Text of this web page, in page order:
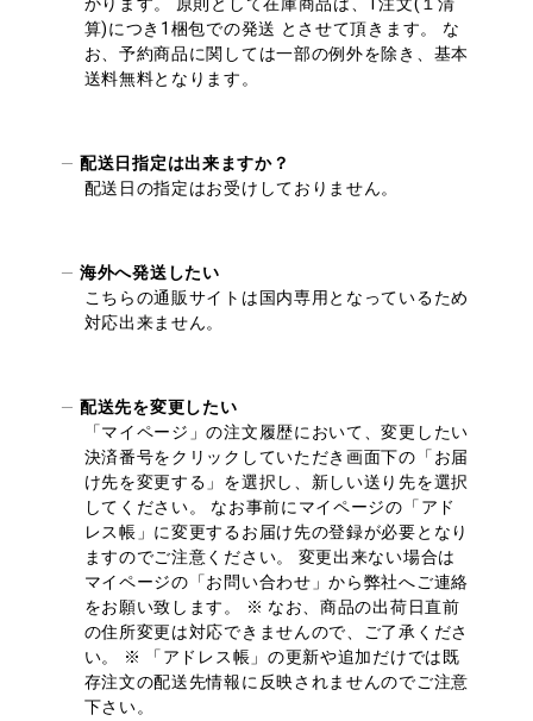
算)につき1梱包での発送 とさせて頂きます。 な
お、予約商品に関しては一部の例外を除き、基本
送料無料となります。
配送日指定は出来ますか？
配送日の指定はお受けしておりません。
海外へ発送したい
こちらの通販サイトは国内専用となっているため
対応出来ません。
配送先を変更したい
「マイページ」の注文履歴において、変更したい
決済番号をクリックしていただき画面下の「お届
け先を変更する」を選択し、新しい送り先を選択
してください。 なお事前にマイページの「アド
レス帳」に変更するお届け先の登録が必要となり
ますのでご注意ください。 変更出来ない場合は
マイページの「お問い合わせ」から弊社へご連絡
をお願い致します。 ※ なお、商品の出荷日直前
の住所変更は対応できませんので、ご了承くださ
い。 ※ 「アドレス帳」の更新や追加だけでは既
存注文の配送先情報に反映されませんのでご注意
下さい。